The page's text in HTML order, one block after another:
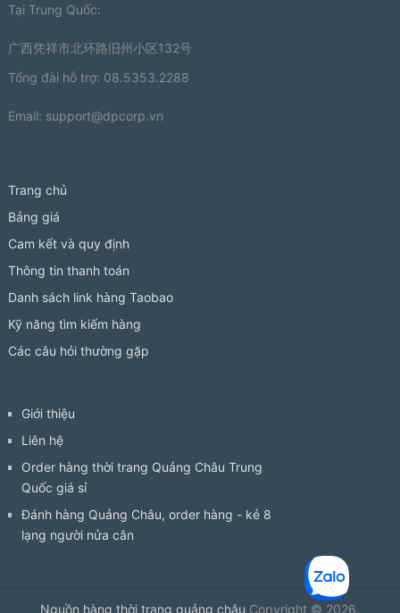
Tại Trung Quốc:
广西凭祥市北环路旧州小区132号
Tổng đài hỗ trợ: 08.5353.2288
Email: support@dpcorp.vn
Trang chủ
Bảng giá
Cam kết và quy định
Thông tin thanh toán
Danh sách link hàng Taobao
Kỹ năng tìm kiếm hàng
Các câu hỏi thường gặp
Giới thiệu
Liên hệ
Order hàng thời trang Quảng Châu Trung
Quốc giá sỉ
Đánh hàng Quảng Châu, order hàng - kẻ 8
lạng người nửa cân
Nguồn hàng thời trang quảng châu Copyright © 2026.